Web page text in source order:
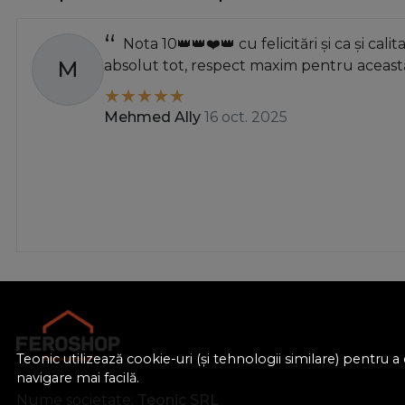
44mm
66
70
71
75mm
Teonic utilizează cookie-uri (și tehnologii similare) pentru
navigare mai facilă.
M
Nota 10👑👑❤️👑 cu felicitări și ca și
absolut tot, respect maxim pentru
Mehmed Ally 16 oct. 2025
Nume societate: Teonic SRL